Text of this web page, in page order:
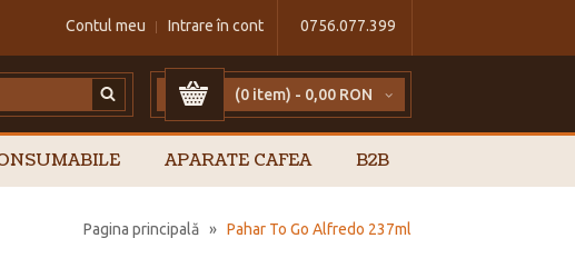
0756.077.399
Contul meu Intrare în cont
(0 item) - 0,00 RON
APARATE CAFEA B2B
Pagina principală » Pahar To Go Alfredo 237ml